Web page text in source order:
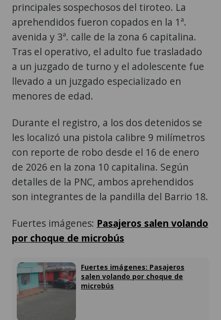
principales sospechosos del tiroteo. La
aprehendidos fueron copados en la 1ª.
avenida y 3ª. calle de la zona 6 capitalina.
Tras el operativo, el adulto fue trasladado
a un juzgado de turno y el adolescente fue
llevado a un juzgado especializado en
menores de edad.
Durante el registro, a los dos detenidos se
les localizó una pistola calibre 9 milímetros
con reporte de robo desde el 16 de enero
de 2026 en la zona 10 capitalina. Según
detalles de la PNC, ambos aprehendidos
son integrantes de la pandilla del Barrio 18.
Fuertes imágenes: Pasajeros salen volando
por choque de microbús
Fuertes imágenes: Pasajeros
salen volando por choque de
microbús